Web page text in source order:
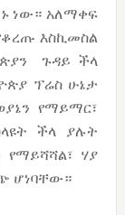
ነው። አለማቀፍ
እስኪመስል
ጉዳይ ችላ
ፕሬስ ሁኔታ
የማይማር፣
ችላ ያሉት
ሃያ
ሆነባቸው።